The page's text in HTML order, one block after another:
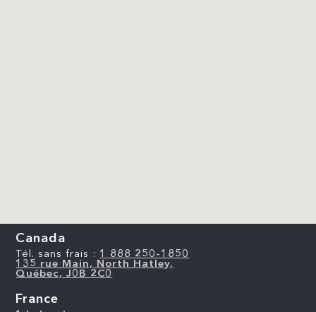
Canada
Tél. sans frais : 1 888 250-1850
135 rue Main, North Hatley,
Québec, J0B 2C0
France